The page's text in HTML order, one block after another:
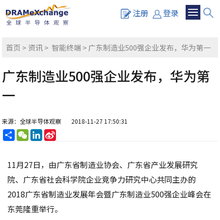
注册 登录
首页 > 资讯> 智能终端> 广东制造业500强企业发布，华为第一
广东制造业500强企业发布，华为第
一
来源：全球半导体观察 2018-11-27 17:50:31
分
享
WeChatLinkedIn
11月27日，由广东省制造业协会、广东省产业发展研究
院、广东省社会科学院企业竞争力研究中心共同主办的
2018广东省制造业发展年会暨广东制造业500强企业峰会在
东莞隆重举行。